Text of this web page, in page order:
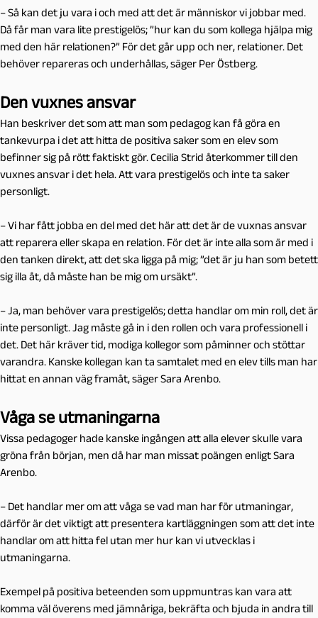
– Så kan det ju vara i och med att det är människor vi jobbar med.
Då får man vara lite prestigelös; ”hur kan du som kollega hjälpa mig
med den här relationen?” För det går upp och ner, relationer. Det
behöver repareras och underhållas, säger Per Östberg.
Den vuxnes ansvar
Han beskriver det som att man som pedagog kan få göra en
tankevurpa i det att hitta de positiva saker som en elev som
befinner sig på rött faktiskt gör. Cecilia Strid återkommer till den
vuxnes ansvar i det hela. Att vara prestigelös och inte ta saker
personligt.
– Vi har fått jobba en del med det här att det är de vuxnas ansvar
att reparera eller skapa en relation. För det är inte alla som är med i
den tanken direkt, att det ska ligga på mig; ”det är ju han som betett
sig illa åt, då måste han be mig om ursäkt”.
– Ja, man behöver vara prestigelös; detta handlar om min roll, det är
inte personligt. Jag måste gå in i den rollen och vara professionell i
det. Det här kräver tid, modiga kollegor som påminner och stöttar
varandra. Kanske kollegan kan ta samtalet med en elev tills man har
hittat en annan väg framåt, säger Sara Arenbo.
Våga se utmaningarna
Vissa pedagoger hade kanske ingången att alla elever skulle vara
gröna från början, men då har man missat poängen enligt Sara
Arenbo.
– Det handlar mer om att våga se vad man har för utmaningar,
därför är det viktigt att presentera kartläggningen som att det inte
handlar om att hitta fel utan mer hur kan vi utvecklas i
utmaningarna.
Exempel på positiva beteenden som uppmuntras kan vara att
komma väl överens med jämnåriga, bekräfta och bjuda in andra till